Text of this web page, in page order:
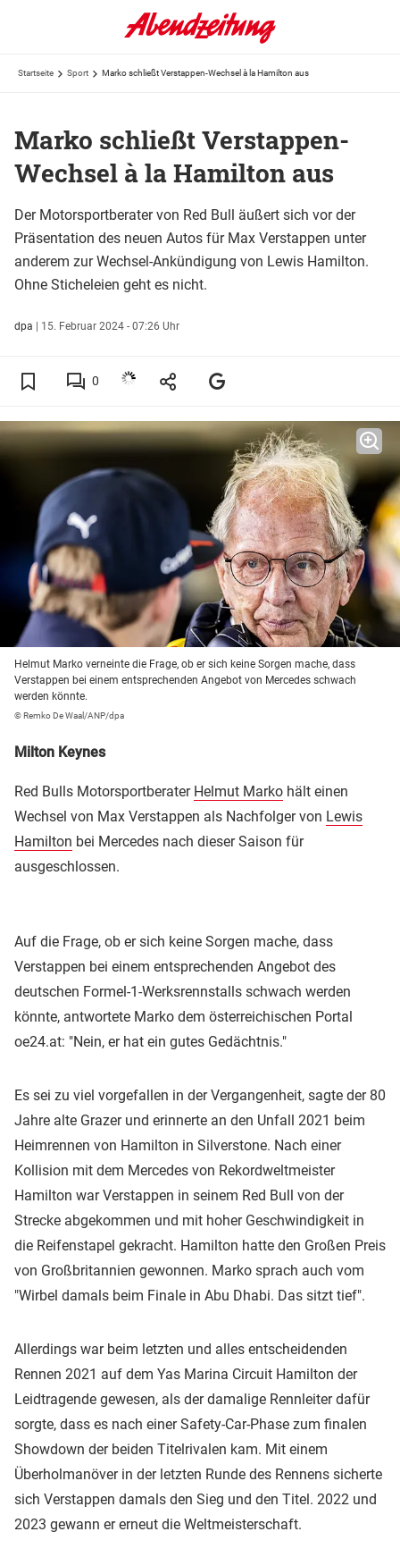
Startseite Sport Marko schließt Verstappen-Wechsel à la Hamilton aus
Marko schließt Verstappen-
Wechsel à la Hamilton aus
Der Motorsportberater von Red Bull äußert sich vor der
Präsentation des neuen Autos für Max Verstappen unter
anderem zur Wechsel-Ankündigung von Lewis Hamilton.
Ohne Sticheleien geht es nicht.
dpa | 15. Februar 2024 - 07:26 Uhr
0
Helmut Marko verneinte die Frage, ob er sich keine Sorgen mache, dass
Verstappen bei einem entsprechenden Angebot von Mercedes schwach
werden könnte.
© Remko De Waal/ANP/dpa
Milton Keynes
Red Bulls Motorsportberater Helmut Marko hält einen
Wechsel von Max Verstappen als Nachfolger von Lewis
Hamilton bei Mercedes nach dieser Saison für
ausgeschlossen.
Auf die Frage, ob er sich keine Sorgen mache, dass
Verstappen bei einem entsprechenden Angebot des
deutschen Formel-1-Werksrennstalls schwach werden
könnte, antwortete Marko dem österreichischen Portal
oe24.at: "Nein, er hat ein gutes Gedächtnis."
Es sei zu viel vorgefallen in der Vergangenheit, sagte der 80
Jahre alte Grazer und erinnerte an den Unfall 2021 beim
Heimrennen von Hamilton in Silverstone. Nach einer
Kollision mit dem Mercedes von Rekordweltmeister
Hamilton war Verstappen in seinem Red Bull von der
Strecke abgekommen und mit hoher Geschwindigkeit in
die Reifenstapel gekracht. Hamilton hatte den Großen Preis
von Großbritannien gewonnen. Marko sprach auch vom
"Wirbel damals beim Finale in Abu Dhabi. Das sitzt tief".
Allerdings war beim letzten und alles entscheidenden
Rennen 2021 auf dem Yas Marina Circuit Hamilton der
Leidtragende gewesen, als der damalige Rennleiter dafür
sorgte, dass es nach einer Safety-Car-Phase zum finalen
Showdown der beiden Titelrivalen kam. Mit einem
Überholmanöver in der letzten Runde des Rennens sicherte
sich Verstappen damals den Sieg und den Titel. 2022 und
2023 gewann er erneut die Weltmeisterschaft.